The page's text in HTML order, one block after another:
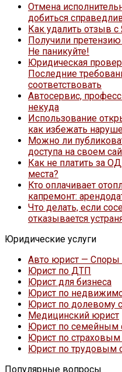
Отмена
добиться
Как удалить отзыв
Получили
Не паникуйте!
Юридическая
Последние
соответствовать
Автосервис,
некуда
Использование
как избежать
Можно ли
доступа на своем
Как не платить за
места?
Кто оплачивает
капремонт:
Что делать, если
отказывается
Юридические услуги
Авто юрист — Споры
Юрист по ДТП
Юрист для бизнеса
Юрист по
Юрист по долевому
Медицинский юрист
Юрист по семейным
Юрист по
Юрист по трудовым
Популярные вопросы